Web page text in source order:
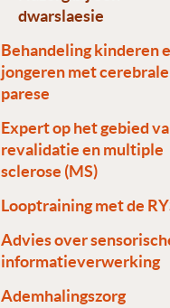
dwarslaesie
Behandeling kinderen
jongeren met cerebrale
parese
Expert op het gebied
revalidatie en multiple
sclerose (MS)
Looptraining met de
Advies over
informatieverwerking
Ademhalingszorg